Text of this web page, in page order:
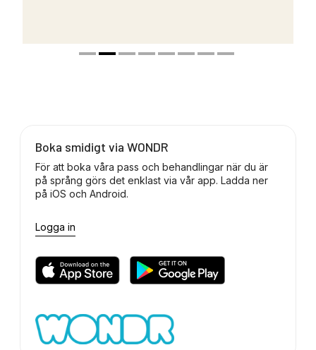
Boka smidigt via WONDR
För att boka våra pass och behandlingar när du är
på språng görs det enklast via vår app. Ladda ner
på iOS och Android.
Logga in